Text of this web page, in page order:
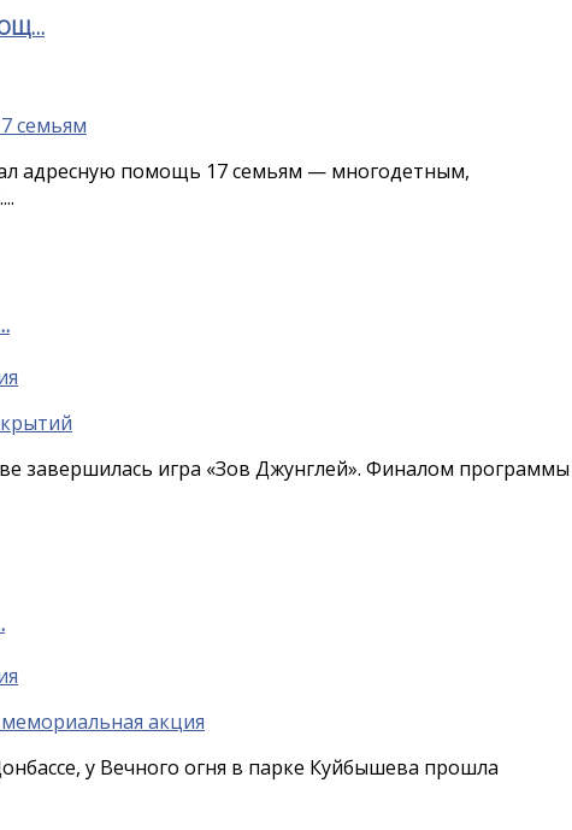
адресную помощь 17 семьям — многодетным,
завершилась игра «Зов Джунглей». Финалом программы
у Вечного огня в парке Куйбышева прошла